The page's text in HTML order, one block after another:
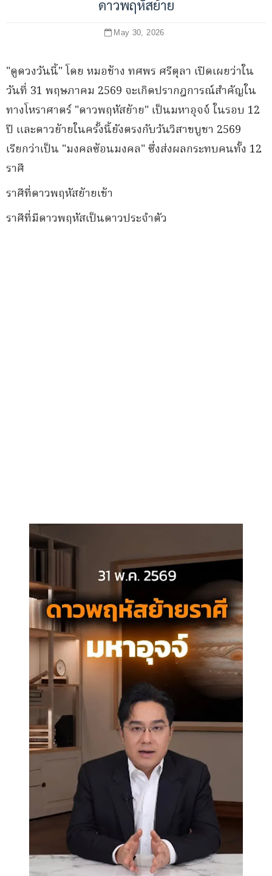
ดาวพฤหัสย้าย
May 30, 2026
"ดูดวงวันนี้" โดย หมอช้าง ทศพร ศรีตุลา เปิดเผยว่าใน
วันที่ 31 พฤษภาคม 2569 จะเกิดปรากฎการณ์สำคัญใน
ทางโหราศาตร์ "ดาวพฤหัสย้าย" เป็นมหาอุจจ์ ในรอบ 12
ปี และดาวย้ายในครั้งนี้ยังตรงกับวันวิสาขบูชา 2569
เรียกว่าเป็น "มงคลซ้อนมงคล" ซึ่งส่งผลกระทบคนทั้ง 12
ราศี
ราศีที่ดาวพฤหัสย้ายเข้า
ราศีที่มีดาวพฤหัสเป็นดาวประจำตัว